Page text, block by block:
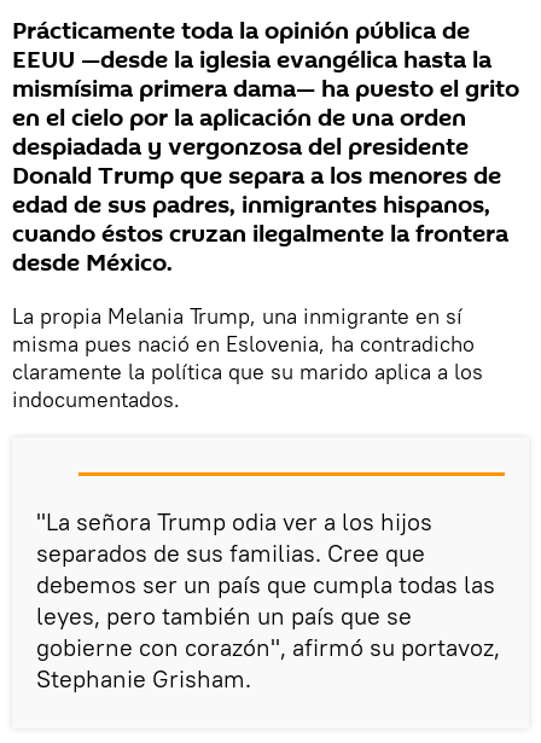
Prácticamente toda la opinión pública de
EEUU —desde la iglesia evangélica hasta la
mismísima primera dama— ha puesto el grito
en el cielo por la aplicación de una orden
despiadada y vergonzosa del presidente
Donald Trump que separa a los menores de
edad de sus padres, inmigrantes hispanos,
cuando éstos cruzan ilegalmente la frontera
desde México.
La propia Melania Trump, una inmigrante en sí
misma pues nació en Eslovenia, ha contradicho
claramente la política que su marido aplica a los
indocumentados.
"La señora Trump odia ver a los hijos
separados de sus familias. Cree que
debemos ser un país que cumpla todas las
leyes, pero también un país que se
gobierne con corazón", afirmó su portavoz,
Stephanie Grisham.